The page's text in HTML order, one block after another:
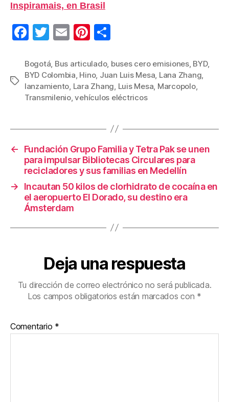
Inspiramais, en Brasil
F
c
e
b
o
k
T
tt
er
E
ail
Pi
er
e
st
m
p
ar
Etiquetas
Bogotá Bus articulado, buses cero emisiones, BYD,
BYD Colombia Hino, Juan Luis Mesa Lana Zhang
lanzamiento Lara Zhang Luis Mesa Marcopolo,
Transmilenio,vehículos eléctricos
←
Fundación Grupo Familia y Tetra Pak se unen
para impulsar Bibliotecas Circulares para
recicladores y sus familias en Medellín
→
Incautan 50 kilos de clorhidrato de cocaína en
el aeropuerto El Dorado, su destino era
Ámsterdam
Deja una respuesta
Tu dirección de correo electrónico no será publicada.
Los campos obligatorios están marcados con *
Comentario *